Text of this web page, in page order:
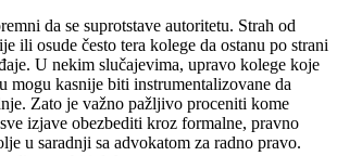
da se suprotstave autoritetu. Strah od
ili osude često tera kolege da ostanu po strani
U nekim slučajevima, upravo kolege koje
mogu kasnije biti instrumentalizovane da
Zato je važno pažljivo proceniti kome
izjave obezbediti kroz formalne, pravno
u saradnji sa advokatom za radno pravo.